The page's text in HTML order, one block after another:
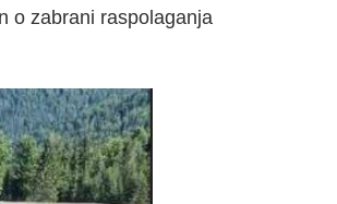
o zabrani raspolaganja